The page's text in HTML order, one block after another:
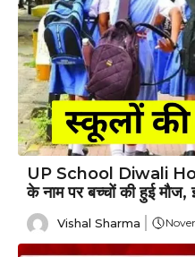
UP School Diwali
के नाम पर बच्चों की हुई
Vishal Sharma